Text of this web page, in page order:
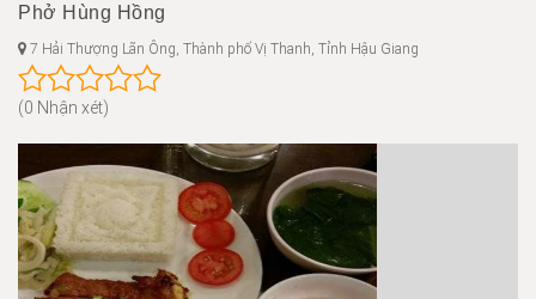
Phở Hùng Hồng
7 Hải Thượng Lãn Ông, Thành phố Vị Thanh, Tỉnh Hậu Giang
(0 Nhận xét)